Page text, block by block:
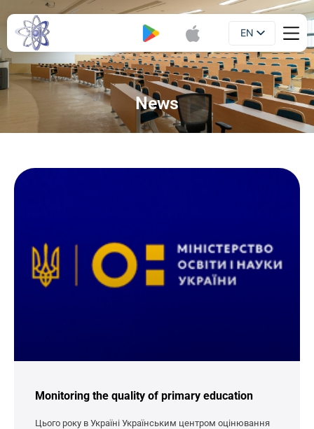
EN
UA
News
Monitoring the quality of primary education
Цього року в Україні Українським центром оцінювання